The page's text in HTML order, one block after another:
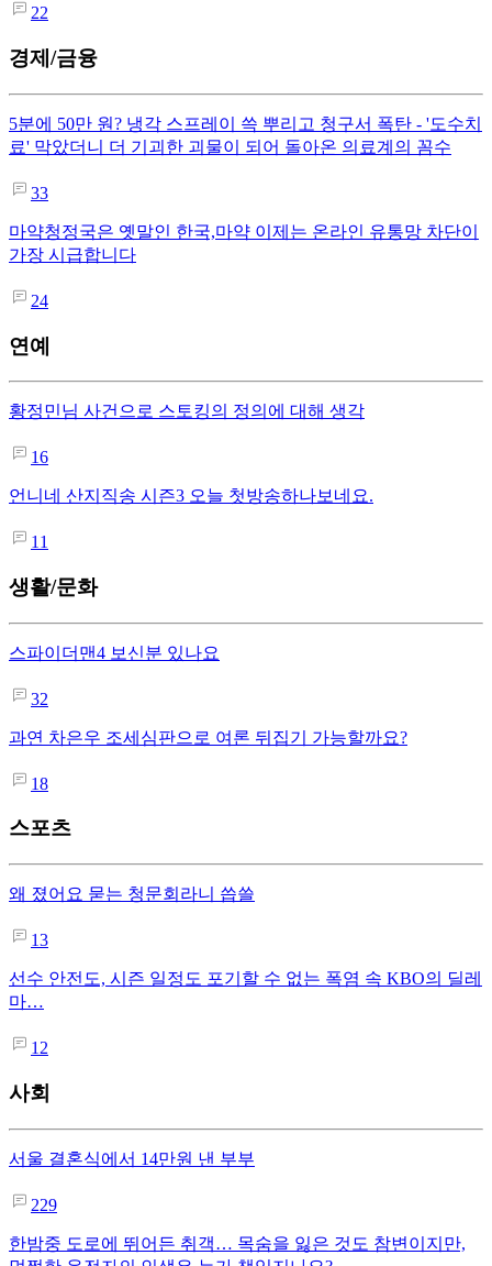
22
경제/금융
5분에 50만 원? 냉각 스프레이 쓱 뿌리고 청구서 폭탄 - '도수치
료' 막았더니 더 기괴한 괴물이 되어 돌아온 의료계의 꼼수
33
마약청정국은 옛말인 한국,마약 이제는 온라인 유통망 차단이
가장 시급합니다
24
연예
황정민님 사건으로 스토킹의 정의에 대해 생각
16
언니네 산지직송 시즌3 오늘 첫방송하나보네요.
11
생활/문화
스파이더맨4 보신분 있나요
32
과연 차은우 조세심판으로 여론 뒤집기 가능할까요?
18
스포츠
왜 졌어요 묻는 청문회라니 씁쓸
13
선수 안전도, 시즌 일정도 포기할 수 없는 폭염 속 KBO의 딜레
마…
12
사회
서울 결혼식에서 14만원 낸 부부
229
한밤중 도로에 뛰어든 취객… 목숨을 잃은 것도 참변이지만,